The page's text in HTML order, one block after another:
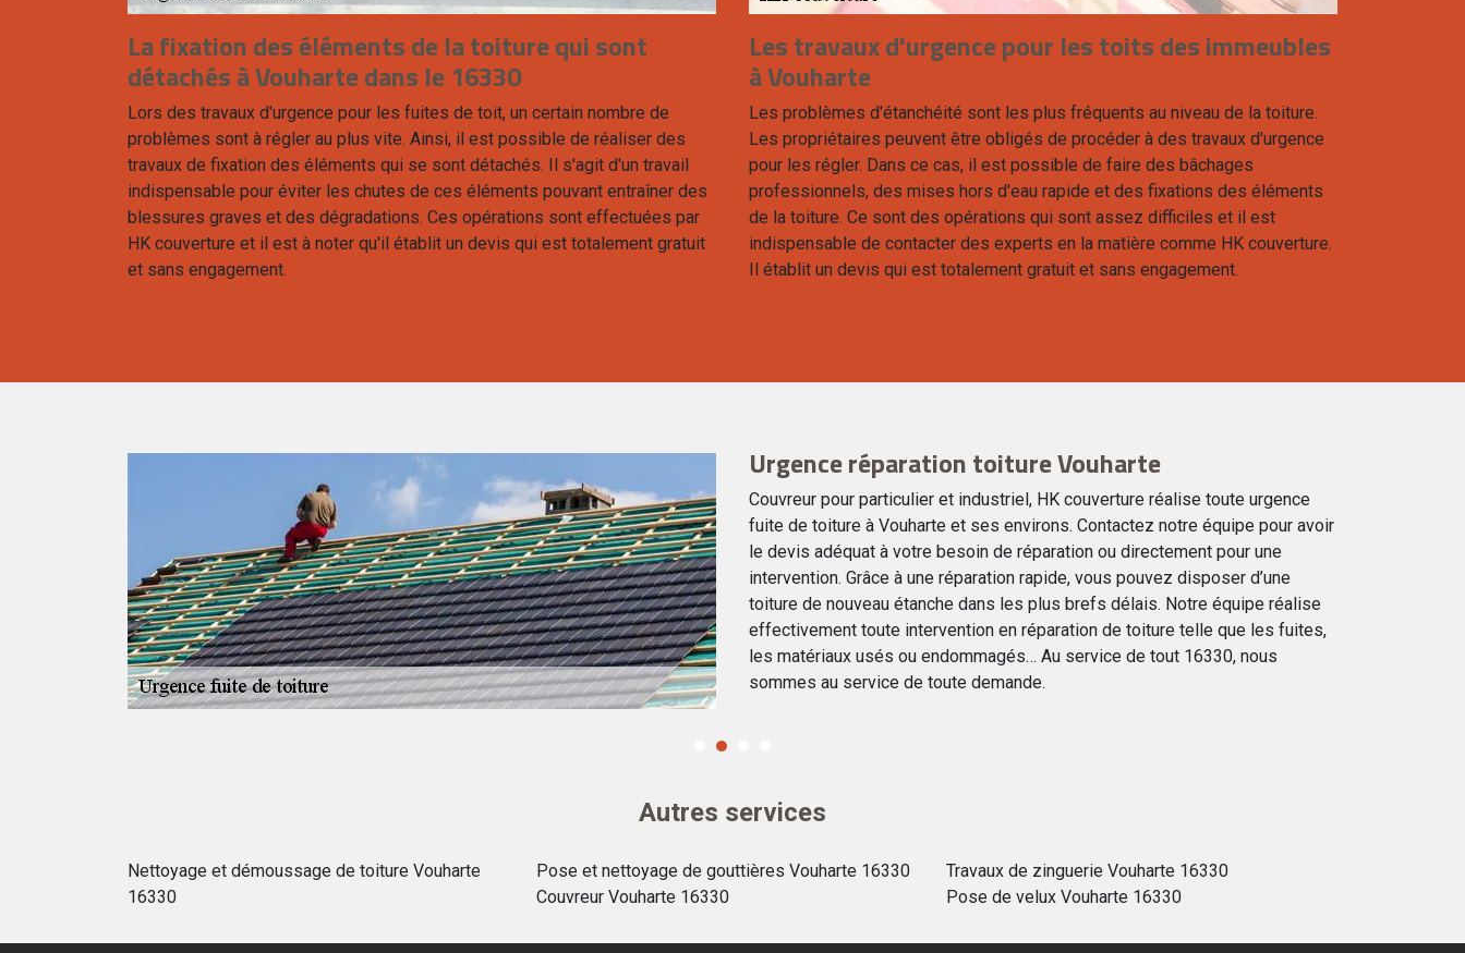
La fixation des éléments de la toiture qui sont
détachés à Vouharte dans le 16330
Lors des travaux d'urgence pour les fuites de toit, un certain nombre de
problèmes sont à régler au plus vite. Ainsi, il est possible de réaliser des
travaux de fixation des éléments qui se sont détachés. Il s'agit d'un travail
indispensable pour éviter les chutes de ces éléments pouvant entraîner des
blessures graves et des dégradations. Ces opérations sont effectuées par
HK couverture et il est à noter qu'il établit un devis qui est totalement gratuit
et sans engagement.
Les travaux d'urgence pour les toits des immeubles
à Vouharte
Les problèmes d'étanchéité sont les plus fréquents au niveau de la toiture.
Les propriétaires peuvent être obligés de procéder à des travaux d'urgence
pour les régler. Dans ce cas, il est possible de faire des bâchages
professionnels, des mises hors d'eau rapide et des fixations des éléments
de la toiture. Ce sont des opérations qui sont assez difficiles et il est
indispensable de contacter des experts en la matière comme HK couverture.
Il établit un devis qui est totalement gratuit et sans engagement.
Urgence réparation toiture Vouharte
Couvreur pour particulier et industriel, HK couverture réalise toute urgence
fuite de toiture à Vouharte et ses environs. Contactez notre équipe pour avoir
le devis adéquat à votre besoin de réparation ou directement pour une
intervention. Grâce à une réparation rapide, vous pouvez disposer d’une
toiture de nouveau étanche dans les plus brefs délais. Notre équipe réalise
effectivement toute intervention en réparation de toiture telle que les fuites,
les matériaux usés ou endommagés… Au service de tout 16330, nous
sommes au service de toute demande.
Autres services
Nettoyage et démoussage de toiture Vouharte
16330
Pose et nettoyage de gouttières Vouharte 16330
Couvreur Vouharte 16330
Travaux de zinguerie Vouharte 16330
Pose de velux Vouharte 16330